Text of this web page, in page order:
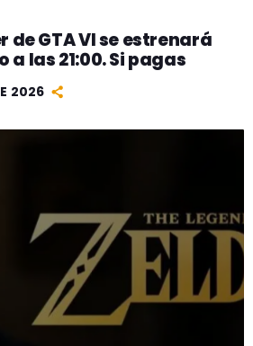
de GTA VI se estrenará
a las 21:00. Si pagas
2026